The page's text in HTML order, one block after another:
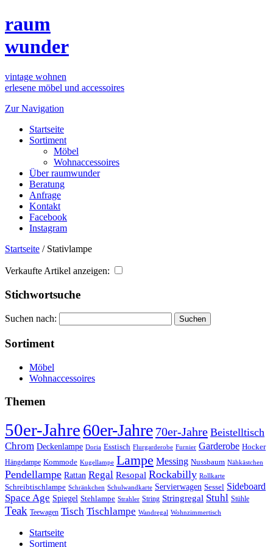
raum
wunder
vintage wohnen
erlesene möbel und accessoires
Zur Navigation
Startseite
Sortiment
Möbel
Wohnaccessoires
Über raumwunder
Beratung
Anfrage
Kontakt
Facebook
Instagram
Startseite / Stativlampe
Verkaufte Artikel anzeigen:
Stichwortsuche
Suchen nach:
Sortiment
Möbel
Wohnaccessoires
Themen
50er-Jahre60er-Jahre 70er-Jahre Beistelltisch
Chrom Deckenlampe Doria Esstisch Flurgarderobe Furnier Garderobe Hocker
Hängelampe Kommode Kugellampe Lampe Messing Nussbaum Nähkästchen
Pendellampe Rattan Regal Resopal Rockabilly Rollkarte
Schreibtischlampe Schränkchen Schulwandkarte Servierwagen Sessel Sideboard
Space Age Spiegel Stehlampe Strahler String Stringregal Stuhl Stühle
Teak Teewagen Tisch Tischlampe Wandregal Wohnzimmertisch
Startseite
Sortiment